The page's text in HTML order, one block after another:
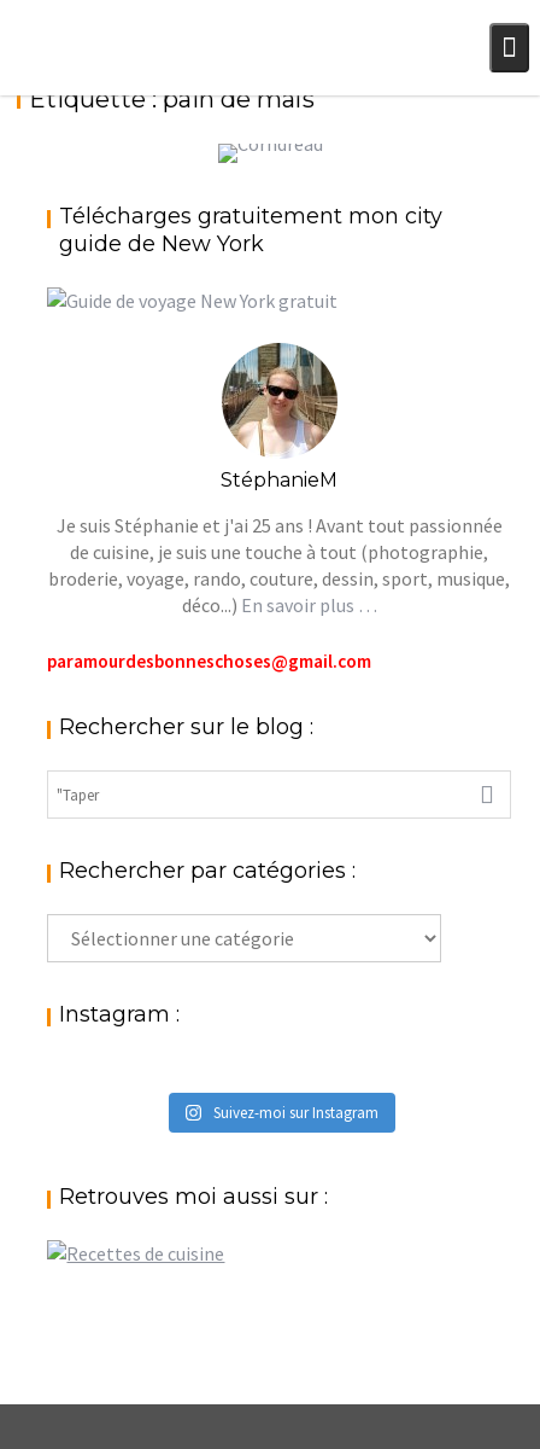
Étiquette :pain de maïs
CORNBREAD (PAIN DE MAÏS) {THANKSGIVING}
StéphanieM
Télécharges gratuitement mon city
guide de New York
StéphanieM
Je suis Stéphanie et j'ai 25 ans ! Avant tout passionnée
de cuisine, je suis une touche à tout (photographie,
broderie, voyage, rando, couture, dessin, sport, musique,
déco...) En savoir plus …
paramourdesbonneschoses@gmail.com
Rechercher sur le blog :
Rechercher par catégories :
Rechercher
par
: Instagram :
Suivez-moi sur Instagram
Retrouves moi aussi sur :